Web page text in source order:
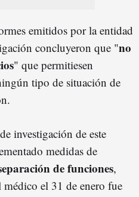
emitidos por la entidad
concluyeron que "no
" que permitiesen
tipo de situación de
investigación de este
medidas de
de funciones,
el 31 de enero fue